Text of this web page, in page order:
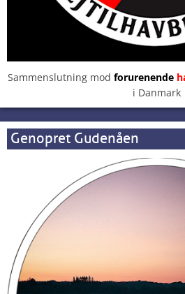
Sammenslutning mod forurenende
i Danmark
Genopret Gudenåen